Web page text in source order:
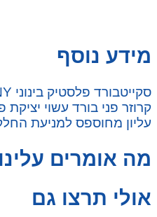
מידע נוסף
קרוזר פני בורד עשוי
עליון מחוספס למניעת
מה אומרים
אולי תרצו גם